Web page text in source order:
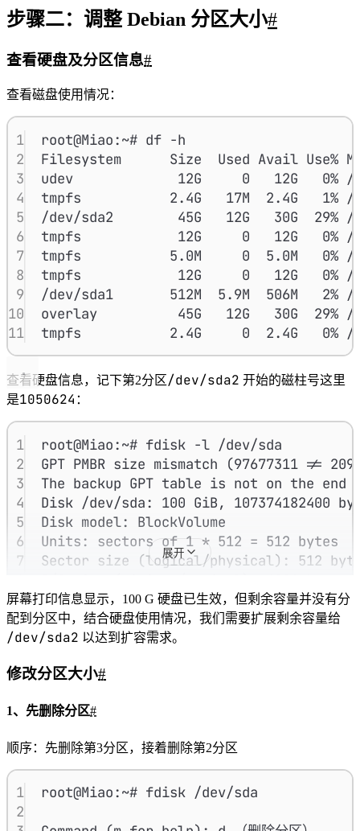
步骤二：调整 Debian 分区大小#
查看硬盘及分区信息#
查看磁盘使用情况：
1
root@Miao:~# df -h
2
Filesystem      Size  Used Avail Use%
3
udev             12G     0   12G   0% /
4
tmpfs           2.4G   17M  2.4G   1% /
5
/dev/sda2        45G   12G   30G  29% /
6
tmpfs            12G     0   12G   0% /
7
tmpfs           5.0M     0  5.0M   0% /
8
tmpfs            12G     0   12G   0% /
9
/dev/sda1       512M  5.9M  506M   2%
10
overlay          45G   12G   30G  29% /var/
11
tmpfs           2.4G     0  2.4G   0% /
查看硬盘信息，记下第2分区/dev/sda2 开始的磁柱号这里
是1050624 ：
1
root@Miao:~# fdisk -l /dev/sda
2
GPT PMBR size mismatch (97677311 !=
3
The backup GPT table is not on the
4
Disk /dev/sda: 100 GiB, 107374182400
5
Disk model: BlockVolume
6
Units: sectors of 1 * 512 = 512 bytes
7
Sector size (logical/physical): 512
9
Disklabel type: gpt
10
Disk identifier: 123CBC0C-456F-7890-
11
13
/dev/sda1      2048  1050623  1048576
15
/dev/sda3  95676416 97675263  1998848
展开
屏幕打印信息显示，100 G 硬盘已生效，但剩余容量并没有分
配到分区中，结合硬盘使用情况，我们需要扩展剩余容量给
/dev/sda2 以达到扩容需求。
修改分区大小#
1、先删除分区#
顺序：先删除第3分区，接着删除第2分区
1
root@Miao:~# fdisk /dev/sda
2